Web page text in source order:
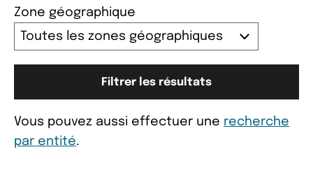
Zone géographique
Filtrer les résultats
Vous pouvez aussi effectuer une recherche
par entité.